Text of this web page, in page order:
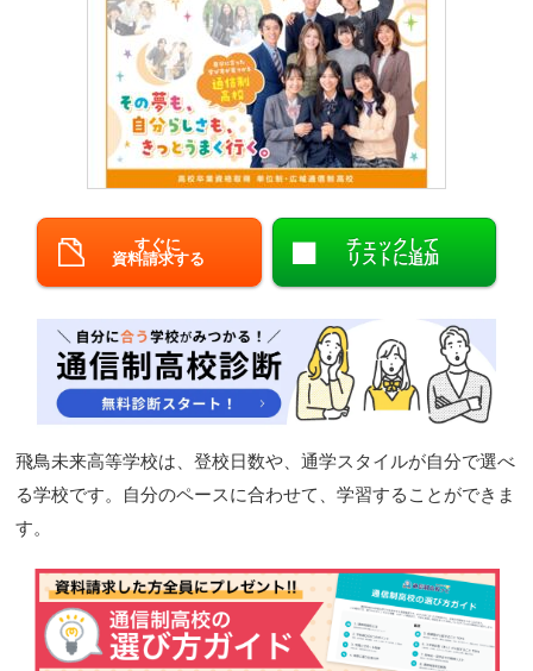
北陸・甲信越
中国
九州・沖縄
閉じる
すぐに
資料請求する
チェックして
リストに追加
飛鳥未来高等学校は、登校日数や、通学スタイルが自分で選べ
る学校です。自分のペースに合わせて、学習することができま
す。